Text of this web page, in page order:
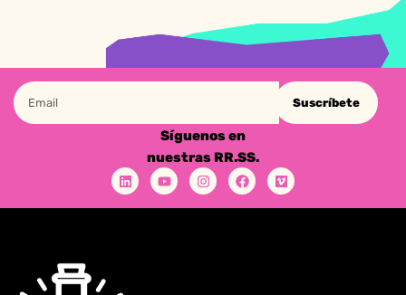
Suscríbete
Síguenos en
nuestras RR.SS.